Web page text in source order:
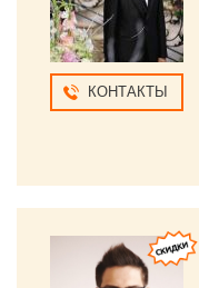
КОНТАКТЫ